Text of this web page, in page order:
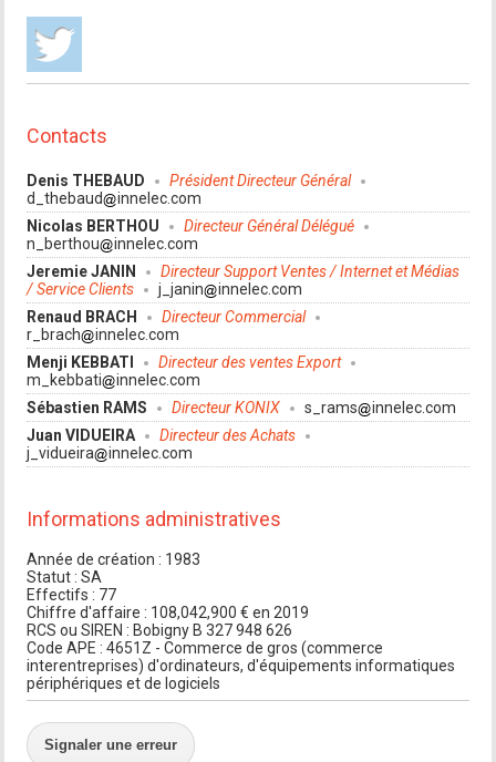
Contacts
Denis THEBAUD
Président Directeur Général
d_thebaud
innelec.com
Nicolas BERTHOU
Directeur Général Délégué
n_berthou
innelec.com
Jeremie JANIN
Directeur Support Ventes / Internet et Médias
/ Service Clients
j_janin
innelec.com
Renaud BRACH
Directeur Commercial
r_brach
innelec.com
Menji KEBBATI
Directeur des ventes Export
m_kebbati
innelec.com
Sébastien RAMS
Directeur KONIX s_rams
innelec.com
Juan VIDUEIRA
Directeur des Achats
j_vidueira
innelec.com
Informations administratives
Année de création : 1983
Statut : SA
Effectifs : 77
Chiffre d'affaire : 108,042,900 € en 2019
RCS ou SIREN : Bobigny B 327 948 626
Code APE : 4651Z - Commerce de gros (commerce
interentreprises) d'ordinateurs, d'équipements informatiques
périphériques et de logiciels
Signaler une erreur